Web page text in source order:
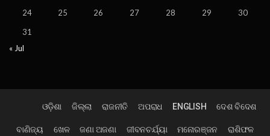
24
25 26 27 28 29
30
31
« Jul
ଓଡ଼ିଶା ଜିଲ୍ଲା ରାଜନୀତି ଅପରାଧ ENGLISH ଦେଶ ବିଦେଶ
ବାଣିଜ୍ୟ ଖେଳ ଜଣା ଅଜଣା ଜୀବନଚର୍ଯ୍ୟା ମନୋରଞ୍ଜନ ରାଶିଫଳ